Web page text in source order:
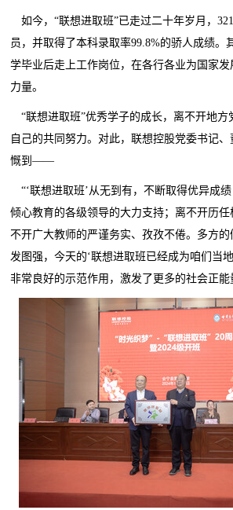
如今，“联想进取班”已走过二十年岁月，
员，并取得了本科录取率99.8%的骄人成绩。
学毕业后走上工作岗位，在各行各业为国家
力量。
“联想进取班”优秀学子的成长，离不开地方
自己的共同努力。对此，联想控股党委书记
慨到——
“‘联想进取班’从无到有，不断取得优异成
倾心教育的各级领导的大力支持；离不开历
不开广大教师的严谨务实、孜孜不倦。多方
发图强，今天的‘联想进取班已经成为咱们当
非常良好的示范作用，激发了更多的社会正能